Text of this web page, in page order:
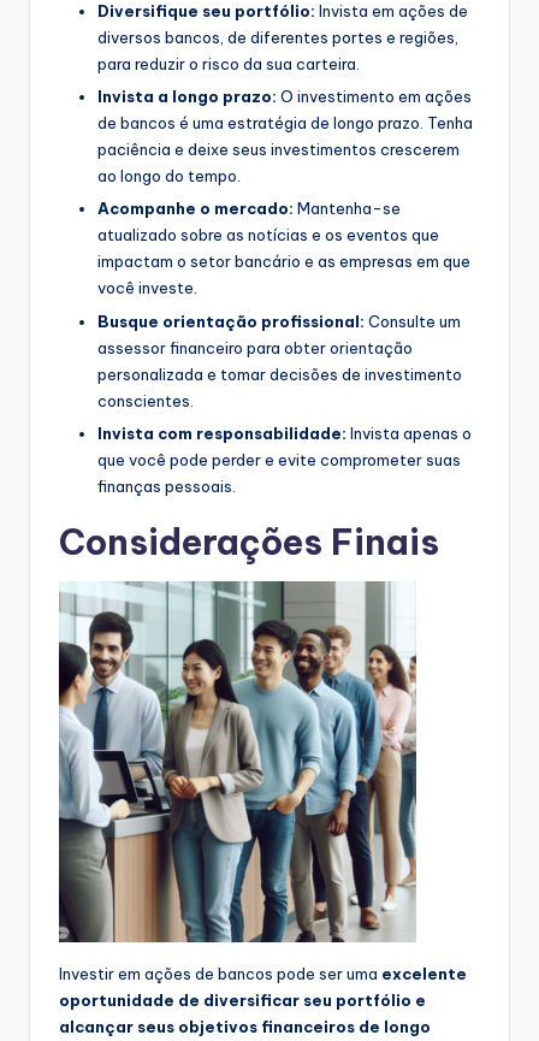
Diversifique seu portfólio: Invista em ações de
diversos bancos, de diferentes portes e regiões,
para reduzir o risco da sua carteira.
Invista a longo prazo: O investimento em ações
de bancos é uma estratégia de longo prazo. Tenha
paciência e deixe seus investimentos crescerem
ao longo do tempo.
Acompanhe o mercado: Mantenha-se
atualizado sobre as notícias e os eventos que
impactam o setor bancário e as empresas em que
você investe.
Busque orientação profissional: Consulte um
assessor financeiro para obter orientação
personalizada e tomar decisões de investimento
conscientes.
Invista com responsabilidade: Invista apenas o
que você pode perder e evite comprometer suas
finanças pessoais.
Considerações Finais
Investir em ações de bancos pode ser uma excelente
oportunidade de diversificar seu portfólio e
alcançar seus objetivos financeiros de longo